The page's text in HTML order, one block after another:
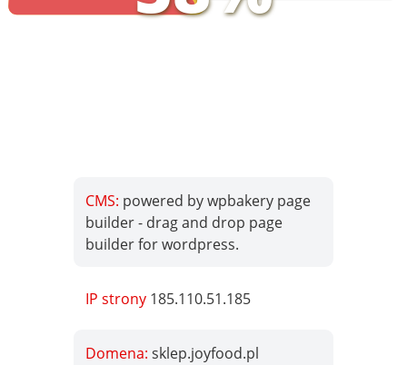
CMS: powered by wpbakery page
builder - drag and drop page
builder for wordpress.
IP strony 185.110.51.185
Domena:sklep.joyfood.pl